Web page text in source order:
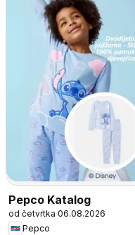
Pepco Katalog
od četvrtka 06.08.2026
Pepco